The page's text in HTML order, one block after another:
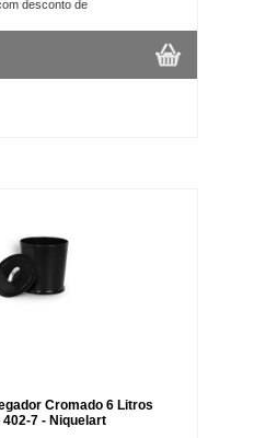
desconto de
Cromado 6 Litros
402-7 - Niquelart